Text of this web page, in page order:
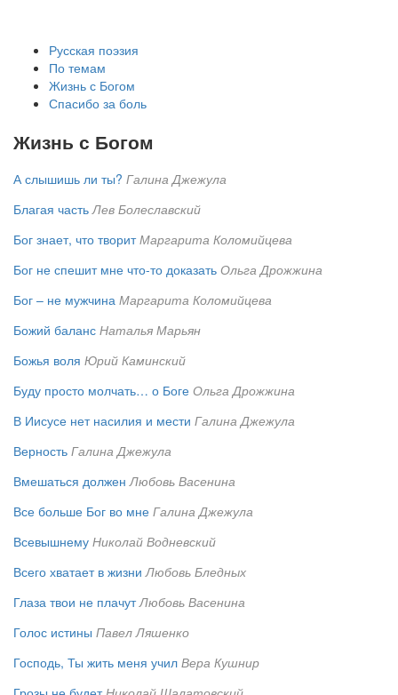
Русская поэзия
По темам
Жизнь с Богом
Спасибо за боль
Жизнь с Богом
А слышишь ли ты? Галина Джежула
Благая часть Лев Болеславский
Бог знает, что творит Маргарита Коломийцева
Бог не спешит мне что-то доказать Ольга Дрожжина
Бог – не мужчина Маргарита Коломийцева
Божий баланс Наталья Марьян
Божья воля Юрий Каминский
Буду просто молчать… о Боге Ольга Дрожжина
В Иисусе нет насилия и мести Галина Джежула
Верность Галина Джежула
Вмешаться должен Любовь Васенина
Все больше Бог во мне Галина Джежула
Всевышнему Николай Водневский
Всего хватает в жизни Любовь Бледных
Глаза твои не плачут Любовь Васенина
Голос истины Павел Ляшенко
Господь, Ты жить меня учил Вера Кушнир